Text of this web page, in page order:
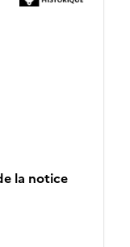
la notice